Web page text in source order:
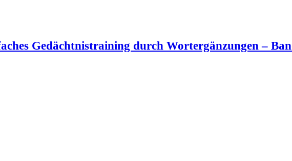
Gedächtnistraining durch Wortergänzungen –